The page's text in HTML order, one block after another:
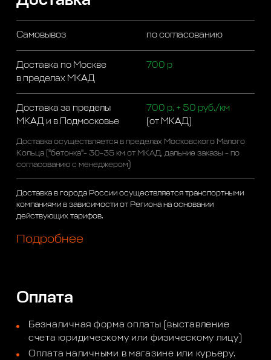
Самовывоз по согласованию
Доставка по Москве
в пределах МКАД
700 р
Доставка за пределы
МКАД и в Подмосковье
700 р. + 50 руб./км
(от МКАД)
Доставка осуществляется в пределах Московского Малого
Кольца ("бетонка"- 30-35 км от МКАД, дальние заказы - по
согласованию с менеджером)
Доставка в города России осуществляется транспортными
компаниями в зависимости от Региона на основании
действующих тарифов.
Подробнее
Оплата
Безналичная форма оплаты (выставление
счета юридическому или физическому лицу)
Оплата наличными в магазине или курьеру.